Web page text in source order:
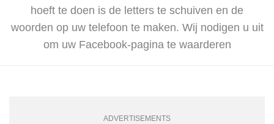
hoeft te doen is de letters te schuiven en de
woorden op uw telefoon te maken. Wij nodigen u uit
om uw Facebook-pagina te waarderen
ADVERTISEMENTS